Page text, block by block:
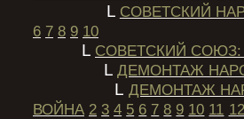
L СОВЕТСКИЙ
6 7 8 9 10
L СОВЕТСКИЙ
L ДЕМОНТАЖ
L ДЕМОНТАЖ
ВОЙНА 2 3 4 5 6 7 8 9 10 11 12